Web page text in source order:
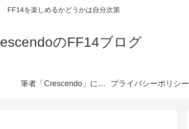
FF14を楽しめるかどうかは自分次第
のFF14ブログ
筆者「Crescendo」について プライバシーポリシー